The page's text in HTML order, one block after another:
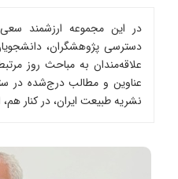
در این مجموعه ارزشمند
دسترسی پژوهشگران،
علاقه‌مندان به مباحث روز
نشریه طبیعت ایران، در کنار هم،